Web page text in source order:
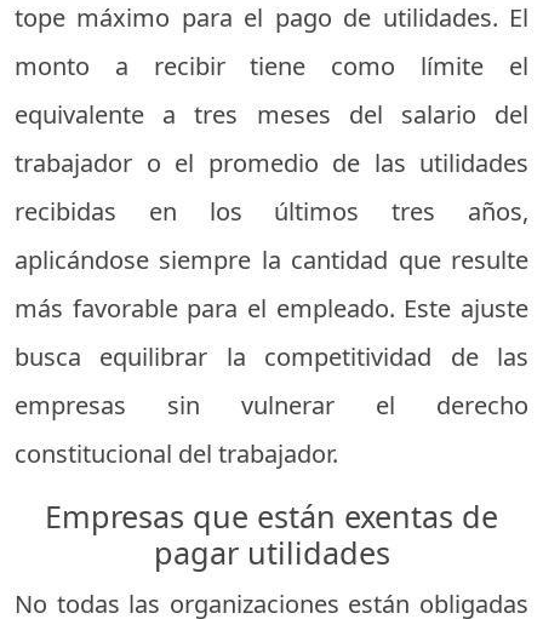
tope máximo para el pago de utilidades. El
monto a recibir tiene como límite el
equivalente a tres meses del salario del
trabajador o el promedio de las utilidades
recibidas en los últimos tres años,
aplicándose siempre la cantidad que resulte
más favorable para el empleado. Este ajuste
busca equilibrar la competitividad de las
empresas sin vulnerar el derecho
constitucional del trabajador.
Empresas que están exentas de
pagar utilidades
No todas las organizaciones están obligadas